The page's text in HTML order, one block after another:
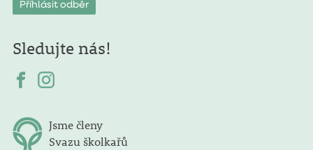
Sledujte nás!
Jsme členy
Svazu školkařů